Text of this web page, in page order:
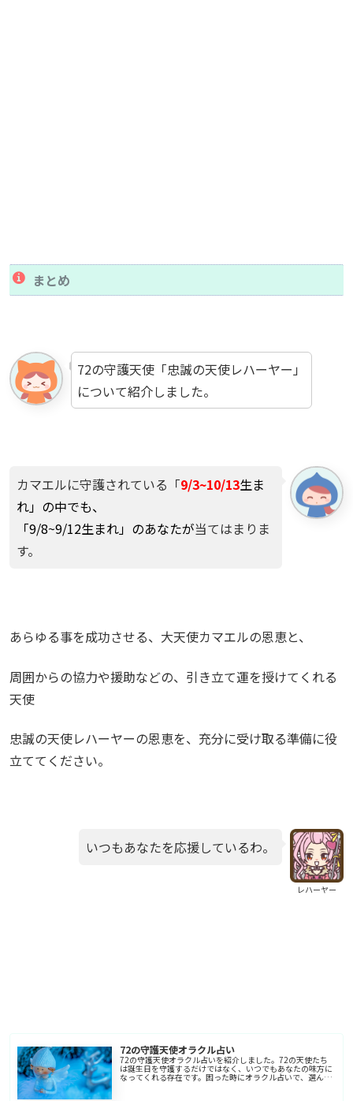
まとめ
72の守護天使「忠誠の天使レハーヤー」
について紹介しました。
カマエルに守護されている「9/3~10/13生ま
れ」の中でも、
「9/8~9/12生まれ」のあなたが当てはまりま
す。
あらゆる事を成功させる、大天使カマエルの恩恵と、
周囲からの協力や援助などの、引き立て運を授けてくれる
天使
忠誠の天使レハーヤーの恩恵を、充分に受け取る準備に役
立ててください。
レハーヤー
いつもあなたを応援しているわ。
72の守護天使オラクル占い
72の守護天使オラクル占いを紹介しました。72の天使たち
は誕生日を守護するだけではなく、いつでもあなたの味方に
なってくれる存在です。困った時にオラクル占いで、選んだ